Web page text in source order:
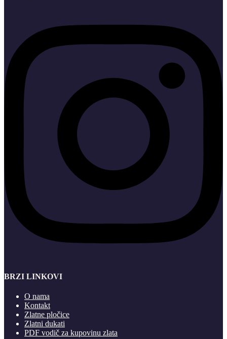
BRZI LINKOVI
O nama
Kontakt
Zlatne pločice
Zlatni dukati
PDF vodič za kupovinu zlata